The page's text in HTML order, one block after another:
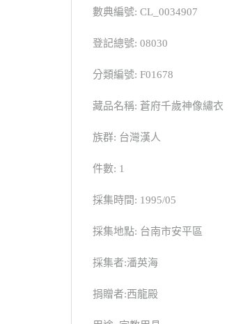
數典編號: CL_0034907
登記總號: 08030
分類編號: F01678
藏品名稱: 蒼府千歲神像繡衣
族群: 台灣漢人
件數: 1
採集時間: 1995/05
採集地點: 台南市安平區
採集者:潘英海
捐贈者:西龍殿